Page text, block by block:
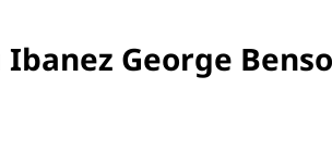
George